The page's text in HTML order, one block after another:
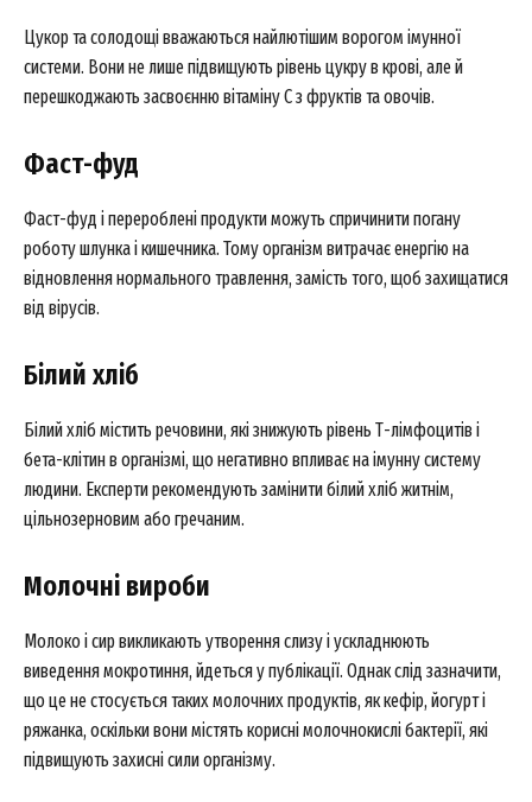
Цукор та солодощі вважаються найлютішим ворогом імунної
системи. Вони не лише підвищують рівень цукру в крові, але й
перешкоджають засвоєнню вітаміну С з фруктів та овочів.
Фаст-фуд
Фаст-фуд і перероблені продукти можуть спричинити погану
роботу шлунка і кишечника. Тому організм витрачає енергію на
відновлення нормального травлення, замість того, щоб захищатися
від вірусів.
Білий хліб
Білий хліб містить речовини, які знижують рівень Т-лімфоцитів і
бета-клітин в організмі, що негативно впливає на імунну систему
людини. Експерти рекомендують замінити білий хліб житнім,
цільнозерновим або гречаним.
Молочні вироби
Молоко і сир викликають утворення слизу і ускладнюють
виведення мокротиння, йдеться у публікації. Однак слід зазначити,
що це не стосується таких молочних продуктів, як кефір, йогурт і
ряжанка, оскільки вони містять корисні молочнокислі бактерії, які
підвищують захисні сили організму.